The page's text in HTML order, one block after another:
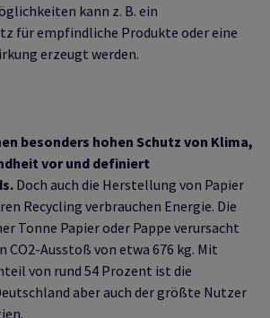
kann z. B. ein
für empfindliche Produkte oder eine
erzeugt werden.
besonders hohen Schutz von Klima,
vor und definiert
Doch auch die Herstellung von Papier
Recycling verbrauchen Energie. Die
Tonne Papier oder Pappe verursacht
CO2-Ausstoß von etwa 676 kg. Mit
von rund 54 Prozent ist die
aber auch der größte Nutzer